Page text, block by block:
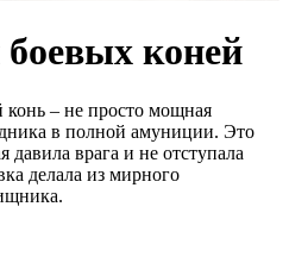
коней
– не просто мощная
в полной амуниции. Это
давила врага и не отступала
делала из мирного